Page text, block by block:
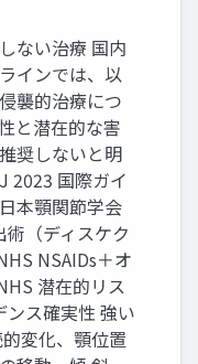
ない治療 国内
インでは、以
襲的治療につ
と潜在的な害
奨しないと明
2023 国際ガイ
本顎関節学会
（ディスケク
NSAIDs＋オ
潜在的リス
ンス確実性 強い
変化、顎位置